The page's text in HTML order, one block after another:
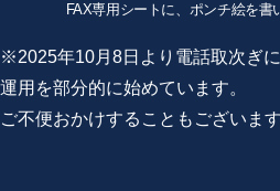
FAX専用シートに、ポンチ絵を書
※2025年10月8日より電話取次ぎ
運用を部分的に始めています。
ご不便おかけすることもございま